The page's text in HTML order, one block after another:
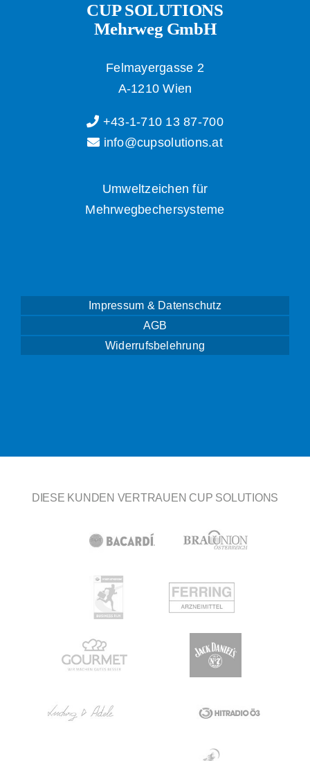
CUP SOLUTIONS
Mehrweg GmbH
Felmayergasse 2
A-1210 Wien
+43-1-710 13 87-700
info@cupsolutions.at
Umweltzeichen für
Mehrwegbechersysteme
Impressum & Datenschutz
AGB
Widerrufsbelehrung
DIESE KUNDEN VERTRAUEN CUP SOLUTIONS